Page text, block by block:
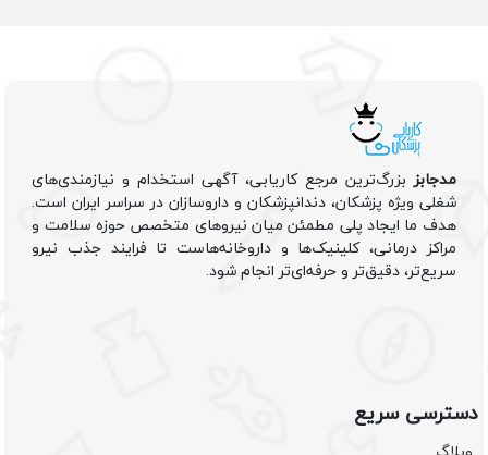
مدجابزبزرگ‌ترین مرجع کاریابی، آگهی استخدام و نیازمندی‌های
شغلی ویژه پزشکان، دندانپزشکان و داروسازان در سراسر ایران است.
هدف ما ایجاد پلی مطمئن میان نیروهای متخصص حوزه سلامت و
مراکز درمانی، کلینیک‌ها و داروخانه‌هاست تا فرایند جذب نیرو
سریع‌تر، دقیق‌تر و حرفه‌ای‌تر انجام شود.
دسترسی سریع